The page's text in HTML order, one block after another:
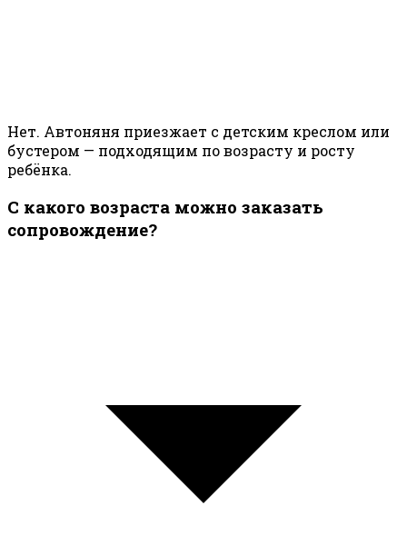
Нет. Автоняня приезжает с детским креслом или
бустером — подходящим по возрасту и росту
ребёнка.
С какого возраста можно заказать
сопровождение?